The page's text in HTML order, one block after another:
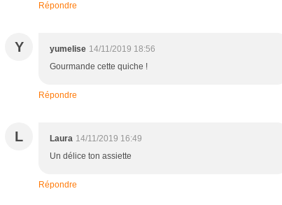
Répondre
Y yumelise 14/11/2019 18:56
Gourmande cette quiche !
Répondre
L Laura 14/11/2019 16:49
Un délice ton assiette
Répondre